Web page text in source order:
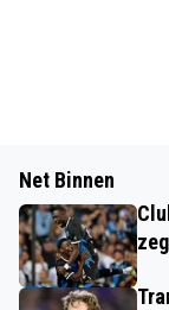
Net Binnen